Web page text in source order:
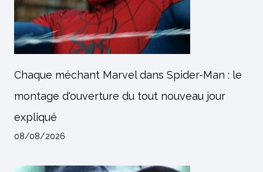
Chaque méchant Marvel dans Spider-Man : le
montage d'ouverture du tout nouveau jour
expliqué
08/08/2026